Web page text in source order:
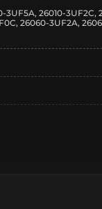
3UF5A, 26010-3UF2C,
26060-3UF2A,